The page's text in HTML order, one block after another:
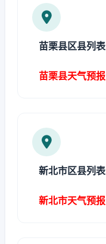
苗栗县区县列表
苗栗县天气预报
新北市区县列表
新北市天气预报